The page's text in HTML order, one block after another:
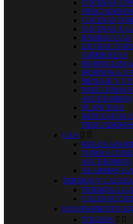
COCINAS
COCINAS
COCINAS A
BARBACOAS
CHIMENEAS
HORNILLOS
HORNOS A
MENAJE Y
PAELLEROS
ACCESORIOS
PLANCHAS
REPUESTOS
GAS  
TOMAS
ACCESORIOS
ALARMAS
TERMOS Y
TERMOS A
EQUIPAMIENTO
TOLDOS  